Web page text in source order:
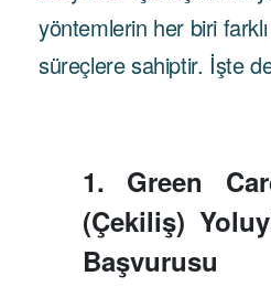
yöntemlerin her biri
süreçlere sahiptir. İşte
1. Green
(Çekiliş)
Başvurusu